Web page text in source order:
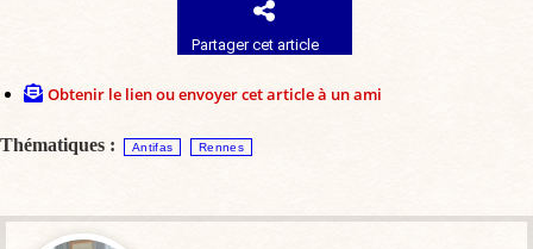
Partager cet article
Obtenir le lien ou envoyer cet article à un ami
Thématiques : Antifas Rennes